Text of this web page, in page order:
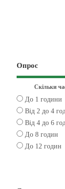
Опрос
Скільки
До 1 години
Від 2 до 4
Від 4 до 6
До 8 годин
До 12 годин